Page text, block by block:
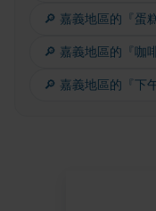
🔎 嘉義地區的『蛋
🔎 嘉義地區的『咖
🔎 嘉義地區的『下